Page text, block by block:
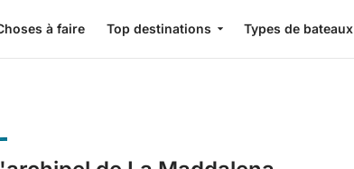
à faire Top destinations Types de bateaux